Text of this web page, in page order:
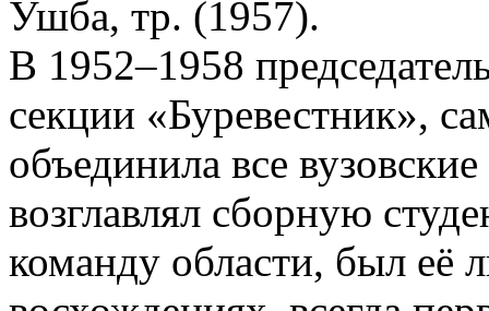
Ушба, тр. (1957).
В 1952–1958
секции «Буревестник»,
объединила все
возглавлял сборную
команду области, был её